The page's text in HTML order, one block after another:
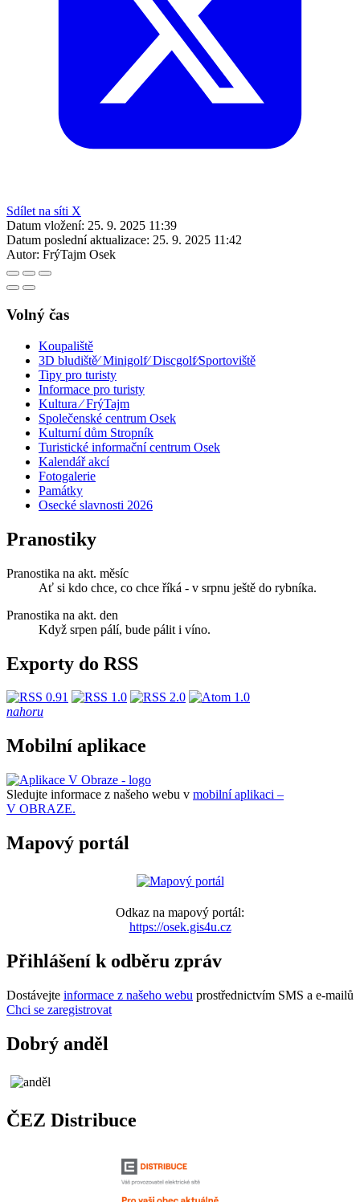
Sdílet na síti X
Datum vložení: 25. 9. 2025 11:39
Datum poslední aktualizace: 25. 9. 2025 11:42
Autor: FrýTajm Osek
Volný čas
Koupaliště
3D bludiště⁄ Minigolf⁄ Discgolf⁄Sportoviště
Tipy pro turisty
Informace pro turisty
Kultura ⁄ FrýTajm
Společenské centrum Osek
Kulturní dům Stropník
Turistické informační centrum Osek
Kalendář akcí
Fotogalerie
Památky
Osecké slavnosti 2026
Pranostiky
Pranostika na akt. měsíc
Ať si kdo chce, co chce říká - v srpnu ještě do rybníka.
Pranostika na akt. den
Když srpen pálí, bude pálit i víno.
Exporty do RSS
nahoru
Mobilní aplikace
Sledujte informace z našeho webu v mobilní aplikaci –
V OBRAZE.
Mapový portál
Odkaz na mapový portál:
https://osek.gis4u.cz
Přihlášení k odběru zpráv
Dostávejte informace z našeho webu prostřednictvím SMS a e-mailů
Chci se zaregistrovat
Dobrý anděl
ČEZ Distribuce